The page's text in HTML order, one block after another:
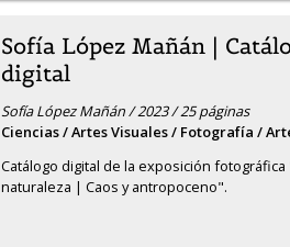
Sofía López Mañán |
digital
Sofía López Mañán / 2023 / 25 páginas
Ciencias / Artes Visuales / Fotografía /
Catálogo digital de la exposición fotográfica
naturaleza | Caos y antropoceno".